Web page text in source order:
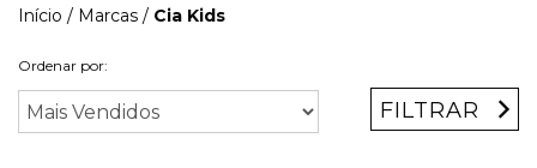
Início / Marcas / Cia Kids
Ordenar por:
FILTRAR